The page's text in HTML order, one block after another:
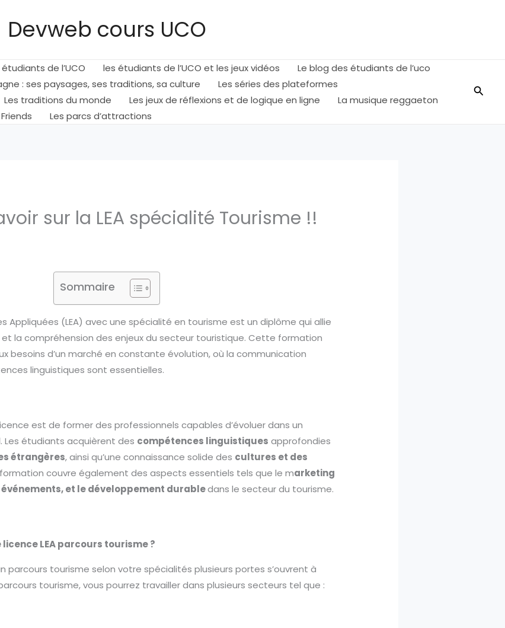
Devweb cours UCO
de l’UCO les étudiants de l’UCO et les jeux vidéos
Le blog des étudiants de l’uco
: ses paysages, ses traditions, sa culture
Les séries des plateformes
Les traditions du monde Les jeux de réflexions et de logique en ligne
La musique reggaeton
Les parcs d’attractions
sur la LEA spécialité Tourisme !!
Sommaire
Appliquées (LEA) avec une spécialité en tourisme est un diplôme qui allie
et la compréhension des enjeux du secteur touristique. Cette formation
besoins d’un marché en constante évolution, où la communication
linguistiques sont essentielles.
est de former des professionnels capables d’évoluer dans un
étudiants acquièrent des compétences linguistiques approfondies
étrangères, ainsi qu’une connaissance solide des cultures et des
formation couvre également des aspects essentiels tels que le marketing
et le développement durabledans le secteur du tourisme.
LEA parcours tourisme ?
parcours tourisme selon votre spécialités plusieurs portes s’ouvrent à
tourisme, vous pourrez travailler dans plusieurs secteurs tel que :